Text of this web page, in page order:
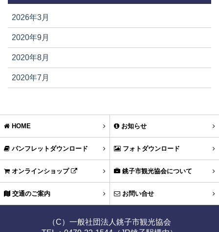
2026年3月
2020年9月
2020年8月
2020年7月
HOME お知らせ
パンフレットダウンロード フォトダウンロード
オンラインショップ 銚子市観光協会について
交通のご案内 お問い合せ
（C）一般社団法人銚子市観光協会